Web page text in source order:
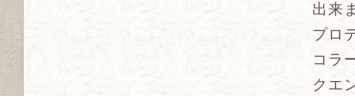
出来
プロ
コラ
クエ